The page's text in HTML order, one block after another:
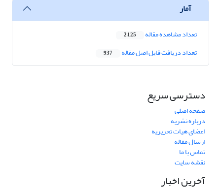
آمار
تعداد مشاهده مقاله 2,125
تعداد دریافت فایل اصل مقاله 937
دسترسی سریع
صفحه اصلی
درباره نشریه
اعضای هیات تحریریه
ارسال مقاله
تماس با ما
نقشه سایت
آخرین اخبار